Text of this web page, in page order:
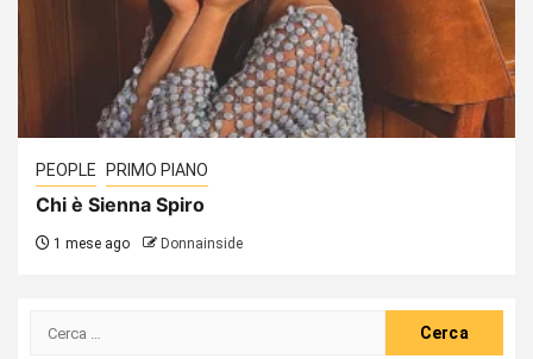
PEOPLE PRIMO PIANO
Chi è Sienna Spiro
1 mese ago Donnainside
Ricerca